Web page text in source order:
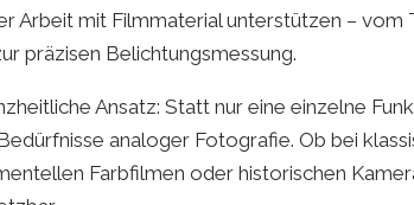
Arbeit mit Filmmaterial unterstützen – vom
präzisen Belichtungsmessung.
Ansatz: Statt nur eine einzelne
analoger Fotografie. Ob bei
Farbfilmen oder historischen